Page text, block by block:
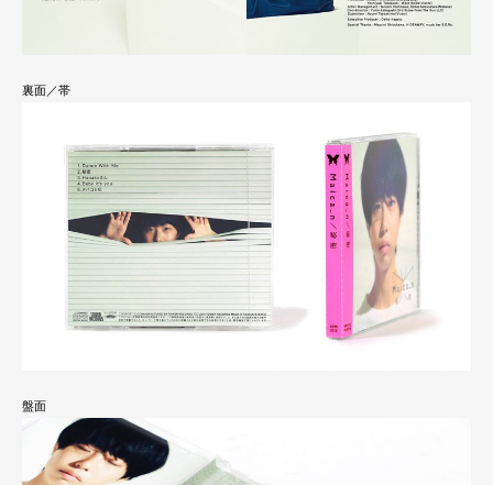
裏面／帯
盤面